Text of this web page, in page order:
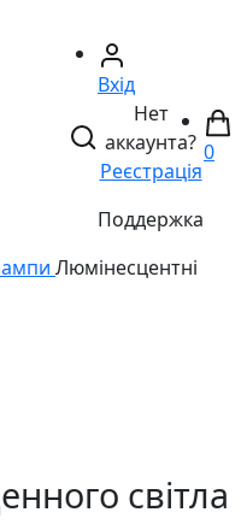
Вхід
Нет
аккаунта?
Реєстрація
Поддержка
0
Люмінесцентні
світла